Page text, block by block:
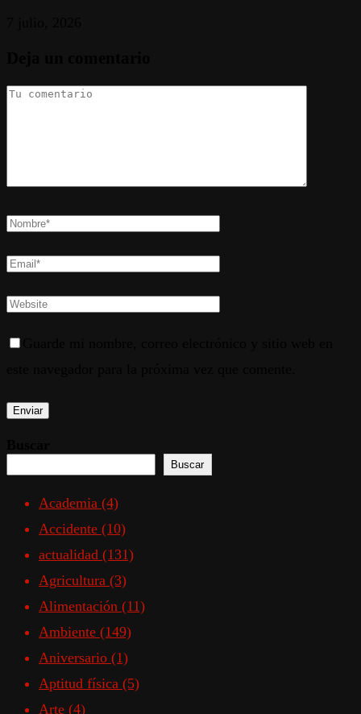
Buscar
Academia (4)
Accidente (10)
actualidad (131)
Agricultura (3)
Alimentación (11)
Ambiente (149)
Aniversario (1)
Aptitud física (5)
Arte (4)